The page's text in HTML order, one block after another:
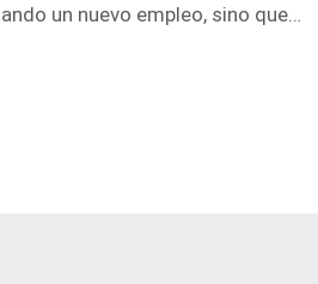
un nuevo empleo, sino que
de crecimiento. No me